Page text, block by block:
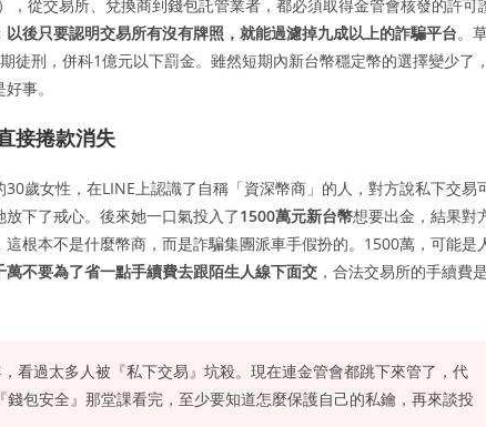
，從交易所、兌換商到錢包託管業者，都必須取得金管會核發的許可
以後只要認明交易所有沒有牌照，就能過濾掉九成以上的詐騙平台。
徒刑，併科1億元以下罰金。雖然短期內新台幣穩定幣的選擇變少了
事。
接捲款消失
歲女性，在LINE上認識了自稱「資深幣商」的人，對方說私下交易
下了戒心。後來她一口氣投入了1500萬元新台幣想要出金，結果對
根本不是什麼幣商，而是詐騙集團派車手假扮的。1500萬，可能是
萬不要為了省一點手續費去跟陌生人線下面交 ，合法交易所的手續費
看過太多人被『私下交易』坑殺。現在連金管會都跳下來管了，代
包安全』那堂課看完，至少要知道怎麼保護自己的私鑰，再來談投